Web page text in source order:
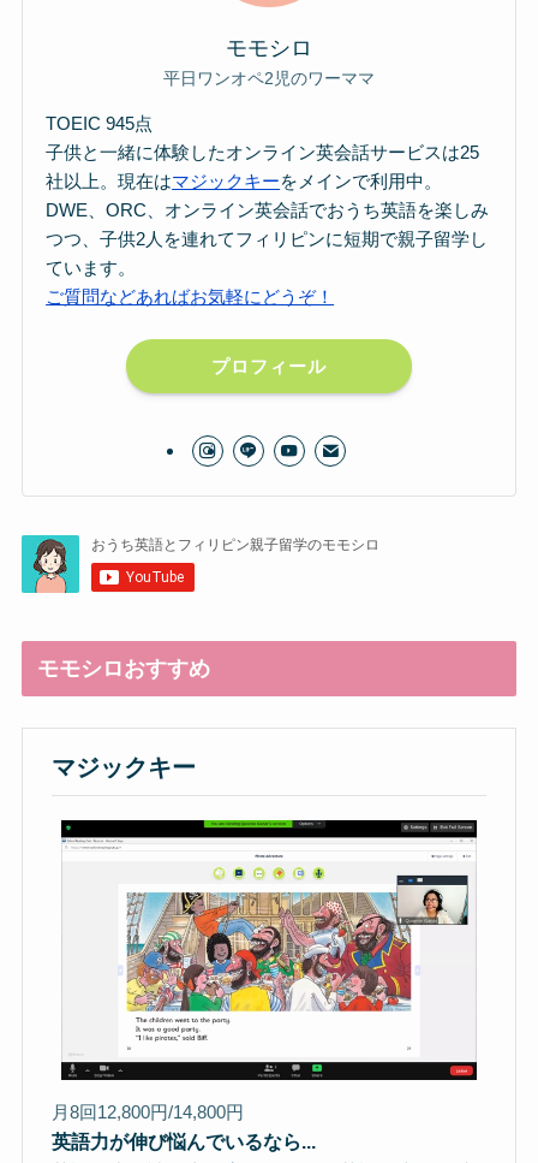
モモシロ
平日ワンオペ2児のワーママ
TOEIC 945点
子供と一緒に体験したオンライン英会話サービスは25
社以上。現在はマジックキーをメインで利用中。
DWE、ORC、オンライン英会話でおうち英語を楽しみ
つつ、子供2人を連れてフィリピンに短期で親子留学し
ています。
ご質問などあればお気軽にどうぞ！
プロフィール
モモシロおすすめ
マジックキー
月8回12,800円/14,800円
英語力が伸び悩んでいるなら...